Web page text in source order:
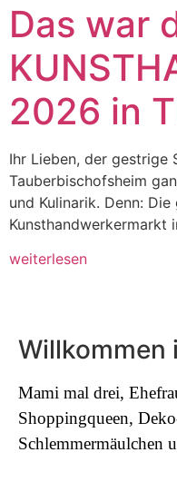
Das war
2026 in
Ihr Lieben, der gestrige
Tauberbischofsheim
und Kulinarik. Denn:
Kunsthandwerkermarkt
weiterlesen
Willkommen
Mami mal drei,
Shoppingqueen,
Schlemmermäulchen